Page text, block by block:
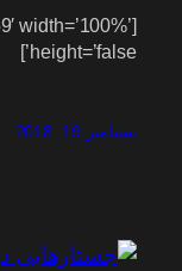
width=’100%’
height=’false’]
سپتامبر 19, 2018